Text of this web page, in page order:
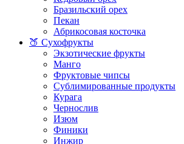
Бразильский орех
Пекан
Абрикосовая косточка
🍑 Сухофрукты
Экзотические фрукты
Манго
Фруктовые чипсы
Сублимированные продукты
Курага
Чернослив
Изюм
Финики
Инжир